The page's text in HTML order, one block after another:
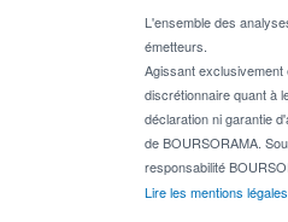
L'ensemble des
émetteurs.
Agissant exclusivement
discrétionnaire quant à
déclaration ni garantie
de BOURSORAMA.
responsabilité
Lire les mentions